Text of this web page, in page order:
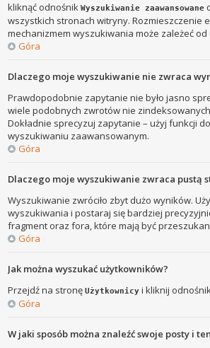
kliknąć odnośnikWyszukiwanie zaawansowane
wszystkich stronach witryny. Rozmieszczenie
mechanizmem wyszukiwania może zależeć
Góra
Dlaczego moje wyszukiwanie nie zwraca
Prawdopodobnie zapytanie nie było jasno
wiele podobnych zwrotów nie
Dokładnie sprecyzuj zapytanie – użyj funkcji
wyszukiwaniu zaawansowanym.
Góra
Dlaczego moje wyszukiwanie zwraca pustą
Wyszukiwanie zwróciło zbyt dużo wyników.
wyszukiwania i postaraj się bardziej
fragment oraz fora, które mają być
Góra
Jak można wyszukać użytkowników?
Przejdź na stronęUżytkownicy i kliknij
Góra
W jaki sposób można znaleźć swoje posty i